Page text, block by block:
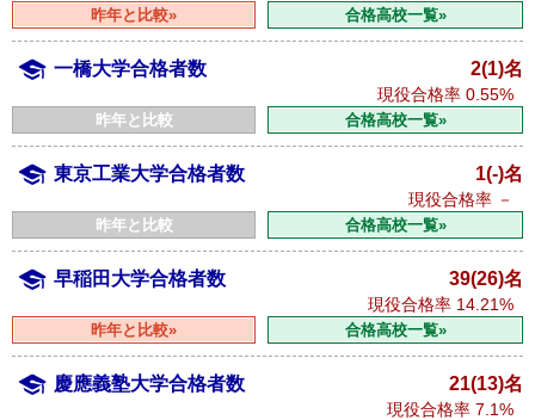
昨年と比較» 合格高校一覧»
一橋大学合格者数 2(1)名
現役合格率 0.55%
昨年と比較 合格高校一覧»
東京工業大学合格者数 1(-)名
現役合格率 －
昨年と比較 合格高校一覧»
早稲田大学合格者数 39(26)名
現役合格率 14.21%
昨年と比較» 合格高校一覧»
慶應義塾大学合格者数 21(13)名
現役合格率 7.1%